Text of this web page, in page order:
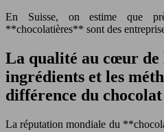
En Suisse, on estime que
**chocolatières** sont des
La qualité au cœur de
ingrédients et les
différence du chocolat
La réputation mondiale du